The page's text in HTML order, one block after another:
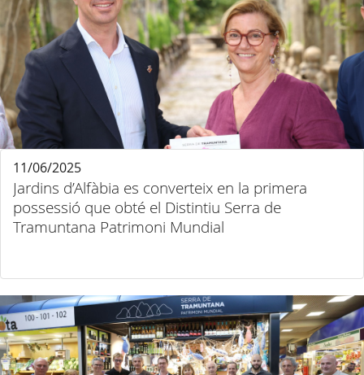
Jardins d’Alfàbia es converteix en la primera
possessió que obté el Distintiu Serra de
Tramuntana Patrimoni Mundial
11/06/2025